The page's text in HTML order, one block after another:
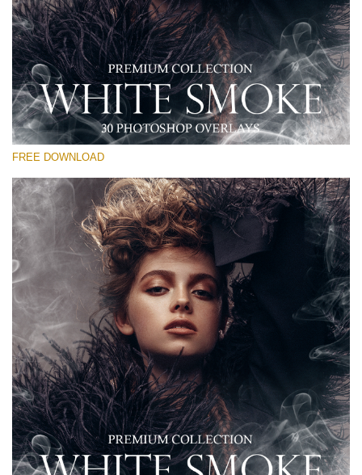
Prosím vyberte
Free PNG Overlay #11
Small 800*533px
White Smoke
(30 Overlays)
Sky Boundless
(347 Overlays)
Large 6000*4000px
Entire Collection
(1783 Overlays)
Large 6000*4000px
Stažení zdarma
FREE DOWNLOAD